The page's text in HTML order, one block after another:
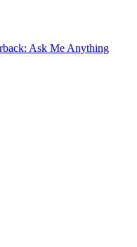
Ask Me Anything